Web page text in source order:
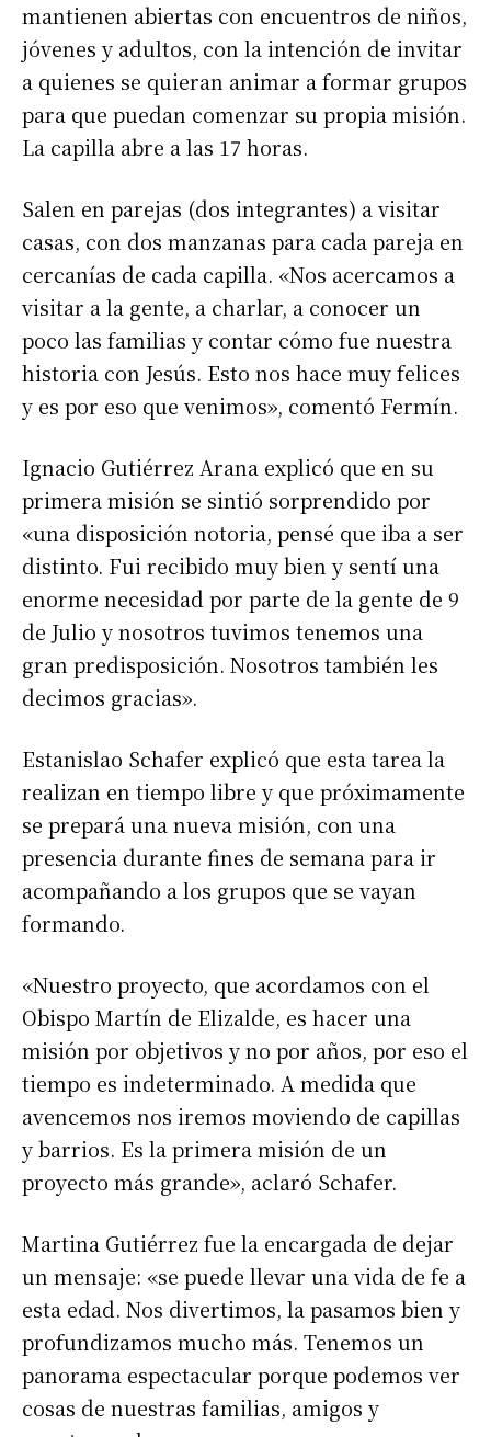
mantienen abiertas con encuentros de niños,
jóvenes y adultos, con la intención de invitar
a quienes se quieran animar a formar grupos
para que puedan comenzar su propia misión.
La capilla abre a las 17 horas.
Salen en parejas (dos integrantes) a visitar
casas, con dos manzanas para cada pareja en
cercanías de cada capilla. «Nos acercamos a
visitar a la gente, a charlar, a conocer un
poco las familias y contar cómo fue nuestra
historia con Jesús. Esto nos hace muy felices
y es por eso que venimos», comentó Fermín.
Ignacio Gutiérrez Arana explicó que en su
primera misión se sintió sorprendido por
«una disposición notoria, pensé que iba a ser
distinto. Fui recibido muy bien y sentí una
enorme necesidad por parte de la gente de 9
de Julio y nosotros tuvimos tenemos una
gran predisposición. Nosotros también les
decimos gracias».
Estanislao Schafer explicó que esta tarea la
realizan en tiempo libre y que próximamente
se prepará una nueva misión, con una
presencia durante fines de semana para ir
acompañando a los grupos que se vayan
formando.
«Nuestro proyecto, que acordamos con el
Obispo Martín de Elizalde, es hacer una
misión por objetivos y no por años, por eso el
tiempo es indeterminado. A medida que
avencemos nos iremos moviendo de capillas
y barrios. Es la primera misión de un
proyecto más grande», aclaró Schafer.
Martina Gutiérrez fue la encargada de dejar
un mensaje: «se puede llevar una vida de fe a
esta edad. Nos divertimos, la pasamos bien y
profundizamos mucho más. Tenemos un
panorama espectacular porque podemos ver
cosas de nuestras familias, amigos y